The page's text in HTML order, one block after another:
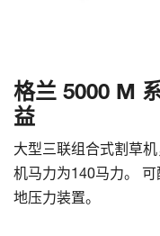
格兰 5000 M
益
大型三联组合式割草
机马力为140马力。
地压力装置。